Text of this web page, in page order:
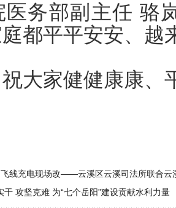
医务部副主任 骆
都平平安安、越
大家健健康康、
线充电现场改——云溪区云溪司法所联合云
干 攻坚克难 为“七个岳阳”建设贡献水利力量